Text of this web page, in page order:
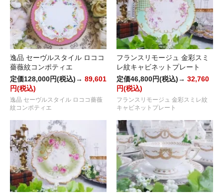
逸品 セーヴルスタイル ロココ
薔薇紋コンポティエ
定価128,000円(税込)→ 89,601
円(税込)
逸品 セーヴルスタイル ロココ薔薇
紋コンポティエ
フランスリモージュ 金彩スミ
レ紋キャビネットプレート
定価46,800円(税込)→ 32,760
円(税込)
フランスリモージュ 金彩スミレ紋
キャビネットプレート